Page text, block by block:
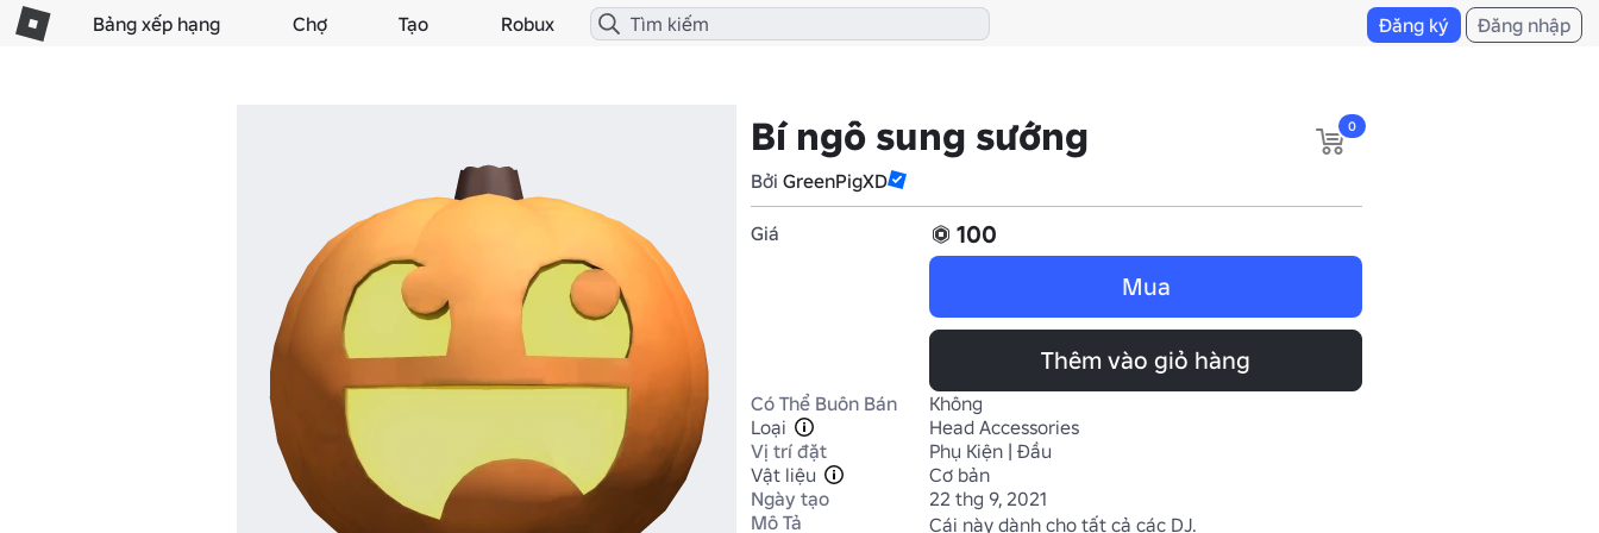
Bảng xếp hạng Chợ Tạo Robux Đăng ký Đăng nhập
Bí ngô sung sướng
Bởi GreenPigXD
0
Giá
100
Mua
Thêm vào giỏ hàng
Có Thể Buôn Bán
Không
Loại
Head Accessories
Vị trí đặt
Phụ Kiện | Đầu
Vật liệu
Cơ bản
Ngày tạo
22 thg 9, 2021
Mô Tả
Cái này dành cho tất cả các DJ.